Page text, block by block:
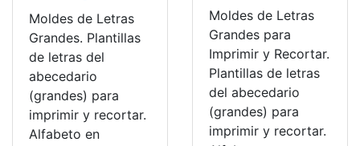
Moldes de Letras
Grandes. Plantillas
de letras del
abecedario
(grandes) para
imprimir y recortar.
Alfabeto en
Moldes de Letras
Grandes para
Imprimir y Recortar.
Plantillas de letras
del abecedario
(grandes) para
imprimir y recortar.